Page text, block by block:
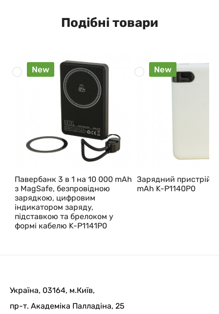
Подібні товари
New
Павербанк 3 в 1 на 10 000 mAh
з MagSafe, безпровідною
зарядкою, цифровим
індикатором заряду,
підставкою та брелоком у
формі кабелю K-P1141P0
New
Зарядний пристрій
mAh K-P1140P0
Україна, 03164, м.Київ,
пр-т. Академіка Палладіна, 25